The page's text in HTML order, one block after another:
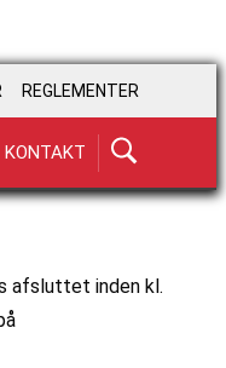
REGLEMENTER
KONTAKT
afsluttet inden kl.